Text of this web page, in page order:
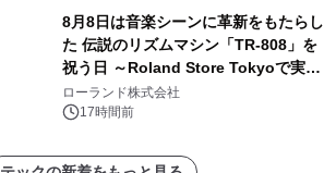
8月8日は音楽シーンに革新をもたらし
た 伝説のリズムマシン「TR-808」を
祝う日 ～Roland Store Tokyoで実機
を展示しての 記念キャンペーンを開
催 英国ラジオ「NTS」の 特別プログ
アーティストを フィーチャーしたアニ
ローランド株式会社
17時間前